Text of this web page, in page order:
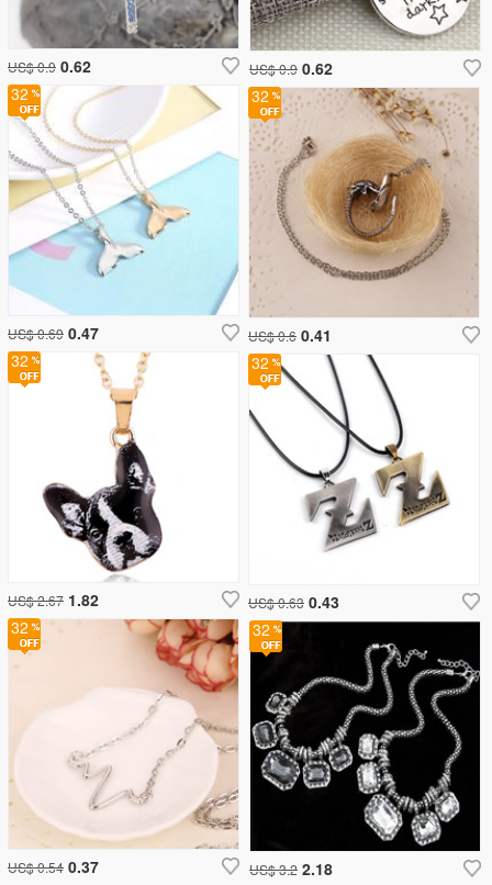
US$ 0.9 0.62 US$ 0.9 0.62
32
US$ 0.69 0.47
32
US$ 2.67 1.82
32
US$ 0.54 0.37
32
US$ 0.6 0.41
32
US$ 0.63 0.43
32
US$ 3.2 2.18